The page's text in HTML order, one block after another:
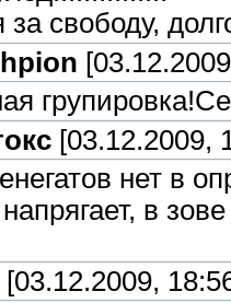
свободу,
[03.12.2009,
нет в
в
[03.12.2009,